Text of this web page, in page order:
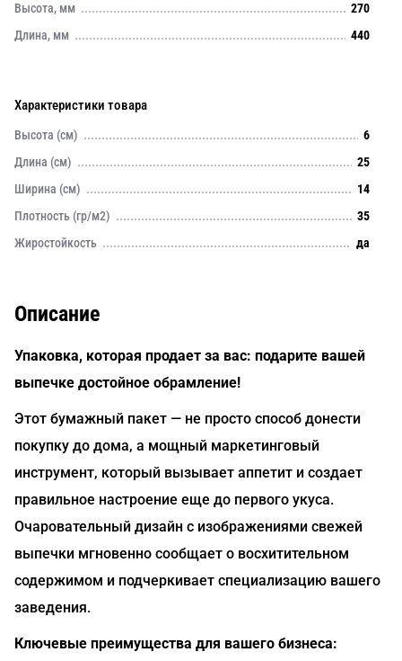
Высота, мм
270
Длина, мм
440
Характеристики товара
Высота (см)
6
Длина (см)
25
Ширина (см)
14
Плотность (гр/м2)
35
Жиростойкость
да
Описание
Упаковка, которая продает за вас: подарите вашей
выпечке достойное обрамление!
Этот бумажный пакет — не просто способ донести
покупку до дома, а мощный маркетинговый
инструмент, который вызывает аппетит и создает
правильное настроение еще до первого укуса.
Очаровательный дизайн с изображениями свежей
выпечки мгновенно сообщает о восхитительном
содержимом и подчеркивает специализацию вашего
заведения.
Ключевые преимущества для вашего бизнеса: